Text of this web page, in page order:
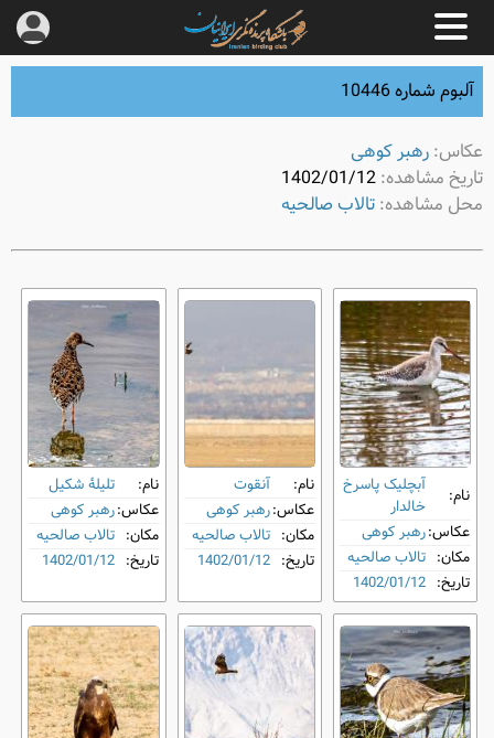
آلبوم شماره 10446
عکاس:رهبر کوهی
تاریخ مشاهده:1402/01/12
محل مشاهده:تالاب صالحیه
نام:
آبچلیک پاسرخ
خالدار
عکاس:رهبر کوهی
مکان: تالاب صالحیه
تاریخ: 1402/01/12
نام:
آنقوت
عکاس:رهبر کوهی
مکان: تالاب صالحیه
تاریخ: 1402/01/12
نام:
تلیلۀ شکیل
عکاس:رهبر کوهی
مکان: تالاب صالحیه
تاریخ: 1402/01/12